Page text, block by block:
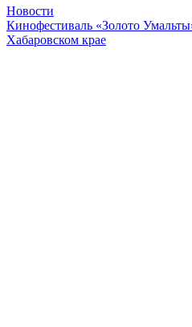
Новости
Кинофестиваль «Золото
Хабаровском крае